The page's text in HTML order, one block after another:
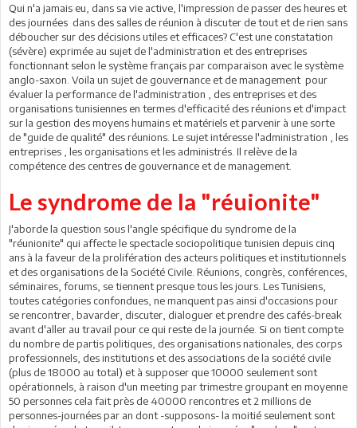
Qui n'a jamais eu, dans sa vie active, l'impression de passer des heures et
des journées dans des salles de réunion à discuter de tout et de rien sans
déboucher sur des décisions utiles et efficaces? C'est une constatation
(sévère) exprimée au sujet de l'administration et des entreprises
fonctionnant selon le système français par comparaison avec le système
anglo-saxon. Voila un sujet de gouvernance et de management pour
évaluer la performance de l'administration , des entreprises et des
organisations tunisiennes en termes d'efficacité des réunions et d'impact
sur la gestion des moyens humains et matériels et parvenir à une sorte
de "guide de qualité" des réunions. Le sujet intéresse l'administration , les
entreprises , les organisations et les administrés. Il relève de la
compétence des centres de gouvernance et de management.
Le syndrome de la "réuionite"
J'aborde la question sous l'angle spécifique du syndrome de la
"réunionite" qui affecte le spectacle sociopolitique tunisien depuis cinq
ans à la faveur de la prolifération des acteurs politiques et institutionnels
et des organisations de la Société Civile. Réunions, congrès, conférences,
séminaires, forums, se tiennent presque tous les jours. Les Tunisiens,
toutes catégories confondues, ne manquent pas ainsi d'occasions pour
se rencontrer, bavarder, discuter, dialoguer et prendre des cafés-break
avant d'aller au travail pour ce qui reste de la journée. Si on tient compte
du nombre de partis politiques, des organisations nationales, des corps
professionnels, des institutions et des associations de la société civile
(plus de 18000 au total) et à supposer que 10000 seulement sont
opérationnels, à raison d'un meeting par trimestre groupant en moyenne
50 personnes cela fait près de 40000 rencontres et 2 millions de
personnes-journées par an dont -supposons- la moitié seulement sont